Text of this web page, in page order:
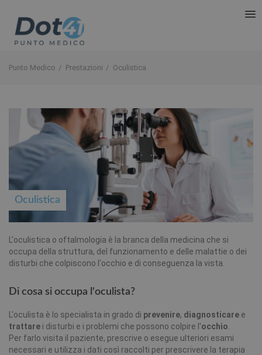
Punto Medico Prestazioni Oculistica
Oculistica
L'oculistica o oftalmologia è la branca della medicina che si
occupa della struttura, del funzionamento e delle malattie o dei
disturbi che colpiscono l'occhio e di conseguenza la vista.
Di cosa si occupa l'oculista?
L'oculista è lo specialista in grado di prevenire, diagnosticare e
trattare i disturbi e i problemi che possono colpire l'occhio
Per farlo visita il paziente, prescrive o esegue ulteriori esami
necessari e utilizza i dati così raccolti per prescrivere la terapia